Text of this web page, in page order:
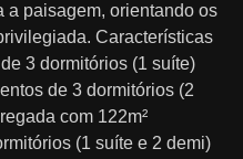
a paisagem, orientando os
Características
3 dormitórios (1 suíte)
de 3 dormitórios (2
com 122m²
(1 suíte e 2 demi)